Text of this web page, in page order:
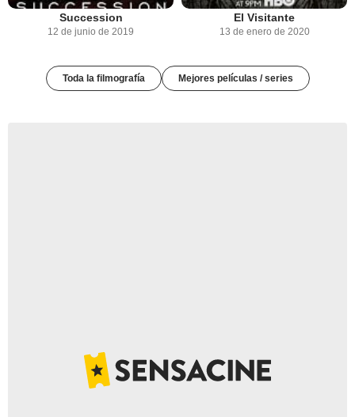
Succession
12 de junio de 2019
El Visitante
13 de enero de 2020
Toda la filmografía Mejores películas / series